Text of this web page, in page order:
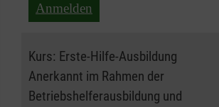
Anmelden
Kurs: Erste-Hilfe-Ausbildung
Anerkannt im Rahmen der
Betriebshelferausbildung und